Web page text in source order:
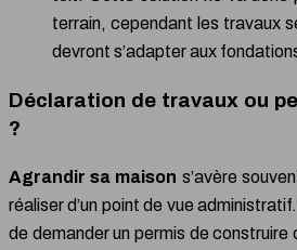
terrain, cependant les travaux
devront s’adapter aux
Déclaration de travaux ou
?
Agrandir sa maison s’avère
réaliser d’un point de vue
de demander un permis de construire